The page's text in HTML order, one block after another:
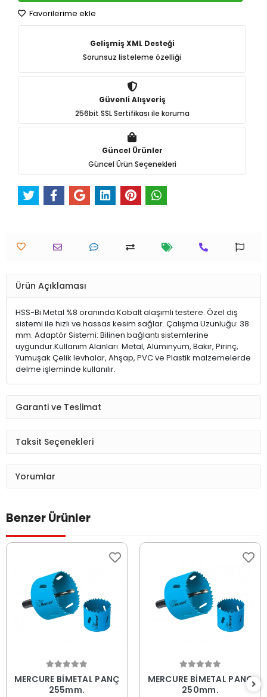
Favorilerime ekle
Gelişmiş XML Desteği
Sorunsuz listeleme özelliği
Güvenli Alışveriş
256bit SSL Sertifikası ile koruma
Güncel Ürünler
Güncel Ürün Seçenekleri
Ürün Açıklaması
HSS-Bi Metal %8 oranında Kobalt alaşımlı testere. Özel diş
sistemi ile hızlı ve hassas kesim sağlar. Çalışma Uzunluğu: 38
mm. Adaptör Sistemi: Bilinen bağlantı sistemlerine
uygundur.Kullanım Alanları: Metal, Alüminyum, Bakır, Pirinç,
Yumuşak Çelik levhalar, Ahşap, PVC ve Plastik malzemelerde
delme işleminde kullanılır.
Garanti ve Teslimat
Taksit Seçenekleri
Yorumlar
Benzer Ürünler
Sepete Ekle
MERCURE BİMETAL PANÇ
255mm.
Sepete Ekle
MERCURE BİMETAL PANÇ
250mm.